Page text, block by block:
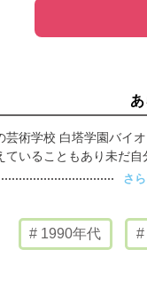
術学校 白塔学園バイ
いることもあり未だ
き合い、運命が動きさ
1990年代